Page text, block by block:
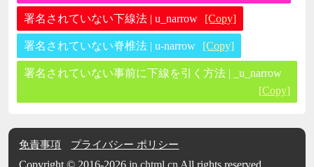
署名されていない下線法 | u_narrow [Copy]
署名されていない脊椎法 | u-narrow [Copy]
署名されていない事前に下線を引く方法 | _u_narrow
[Copy]
免責事項 プライバシー ポリシー
Copyright © 2016-2026jp.chtml.cn All rights reserved